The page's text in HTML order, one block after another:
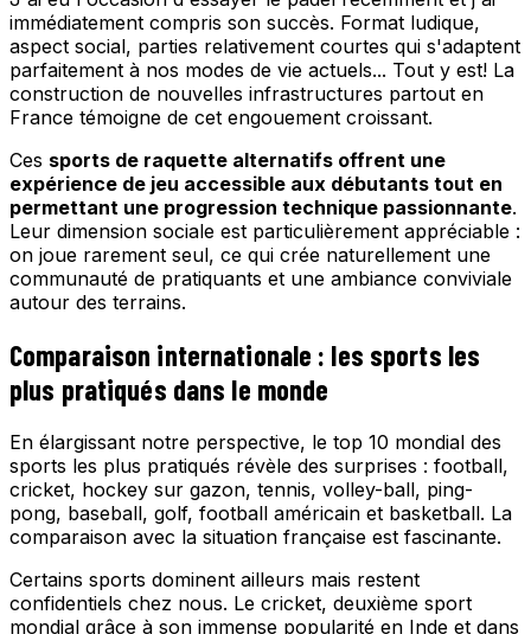
immédiatement compris son succès. Format ludique,
aspect social, parties relativement courtes qui s'adaptent
parfaitement à nos modes de vie actuels... Tout y est! La
construction de nouvelles infrastructures partout en
France témoigne de cet engouement croissant.
Ces sports de raquette alternatifs offrent une
expérience de jeu accessible aux débutants tout en
permettant une progression technique passionnante.
Leur dimension sociale est particulièrement appréciable :
on joue rarement seul, ce qui crée naturellement une
communauté de pratiquants et une ambiance conviviale
autour des terrains.
Comparaison internationale : les sports les
plus pratiqués dans le monde
En élargissant notre perspective, le top 10 mondial des
sports les plus pratiqués révèle des surprises : football,
cricket, hockey sur gazon, tennis, volley-ball, ping-
pong, baseball, golf, football américain et basketball. La
comparaison avec la situation française est fascinante.
Certains sports dominent ailleurs mais restent
confidentiels chez nous. Le cricket, deuxième sport
mondial grâce à son immense popularité en Inde et dans